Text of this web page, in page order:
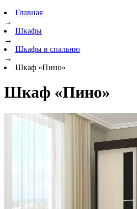
Главная
→
Шкафы
→
Шкафы в спальню
→
Шкаф «Пино»
Шкаф «Пино»